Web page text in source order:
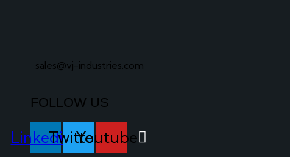
sales@vj-industries.com
FOLLOW US
LinkedinTwitterYoutube